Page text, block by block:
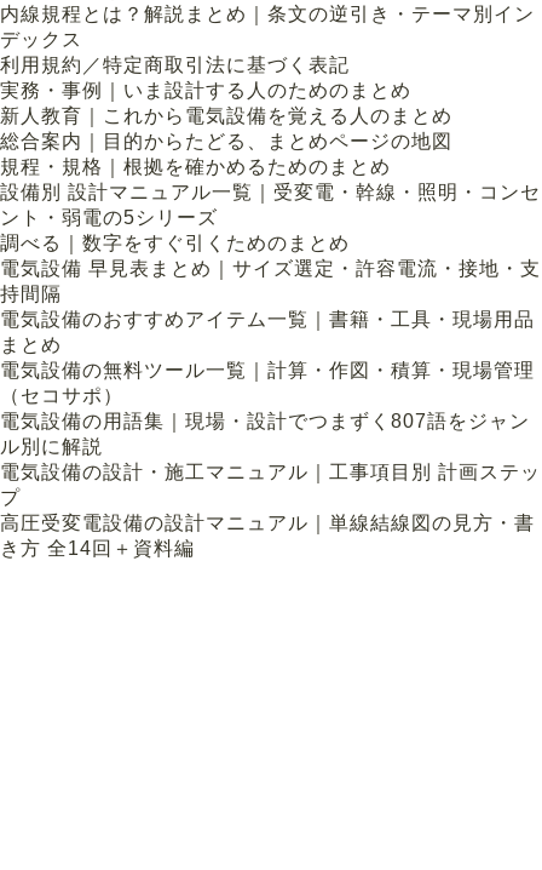
内線規程とは？解説まとめ｜条文の逆引き・テーマ別イン
デックス
利用規約／特定商取引法に基づく表記
実務・事例｜いま設計する人のためのまとめ
新人教育｜これから電気設備を覚える人のまとめ
総合案内｜目的からたどる、まとめページの地図
規程・規格｜根拠を確かめるためのまとめ
設備別 設計マニュアル一覧｜受変電・幹線・照明・コンセ
ント・弱電の5シリーズ
調べる｜数字をすぐ引くためのまとめ
電気設備 早見表まとめ｜サイズ選定・許容電流・接地・支
持間隔
電気設備のおすすめアイテム一覧｜書籍・工具・現場用品
まとめ
電気設備の無料ツール一覧｜計算・作図・積算・現場管理
（セコサポ）
電気設備の用語集｜現場・設計でつまずく807語をジャン
ル別に解説
電気設備の設計・施工マニュアル｜工事項目別 計画ステッ
プ
高圧受変電設備の設計マニュアル｜単線結線図の見方・書
き方 全14回＋資料編